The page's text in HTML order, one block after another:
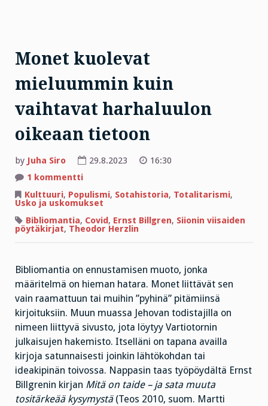
Monet kuolevat
mieluummin kuin
vaihtavat harhaluulon
oikeaan tietoon
by Juha Siro 29.8.2023
16:30
1 kommenttiartikkeliin
kuolevat
mieluummin
vaihtavat
harhaluulon
Kulttuuri, Populismi, Sotahistoria, Totalitarismi,
Usko ja uskomukset
Bibliomantia, Covid, Ernst Billgren, Siionin viisaiden
pöytäkirjat, Theodor Herzlin
Bibliomantia on ennustamisen muoto, jonka
määritelmä on hieman hatara. Monet liittävät sen
vain raamattuun tai muihin ”pyhinä” pitämiinsä
kirjoituksiin. Muun muassa Jehovan todistajilla on
nimeen liittyvä sivusto, jota löytyy Vartiotornin
julkaisujen hakemisto. Itselläni on tapana availla
kirjoja satunnaisesti joinkin lähtökohdan tai
ideakipinän toivossa. Nappasin taas työpöydältä Ernst
Billgrenin kirjan Mitä on taide – ja sata muuta
tositärkeää kysymystä (Teos 2010, suom. Martti